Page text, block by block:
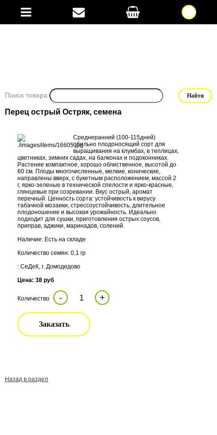
Поиск товара
Перец острый Остряк, семена
Среднеранний (100-115дней)
обильно плодоносящий сорт для
выращивания на клумбах, в теплицах,
цветниках, зимних садах, на балконах и подоконниках.
Растение компактное, хорошо облиственное, высотой до
60 см. Плоды многочисленные, мелкие, конические,
направлены вверх, с букетным расположением, массой 2
г, ярко-зеленые в технической спелости и ярко-красные,
глянцевые при созревании. Вкус острый, аромат
перечный. Ценность сорта: устойчивость к вирусу
табачной мозаики, стрессоустойчивость, длительное
плодоношение и высокая урожайность. Идеально
подходит для сушки, приготовления острых соусов,
приправ, аджики, маринадов, солений.
Наличие: Есть на складе
Количество семян: 0,1 гр
: СеДеК, г. Домодедово
Цена: 38 руб
Количество - +
Заказать
Назад в раздел